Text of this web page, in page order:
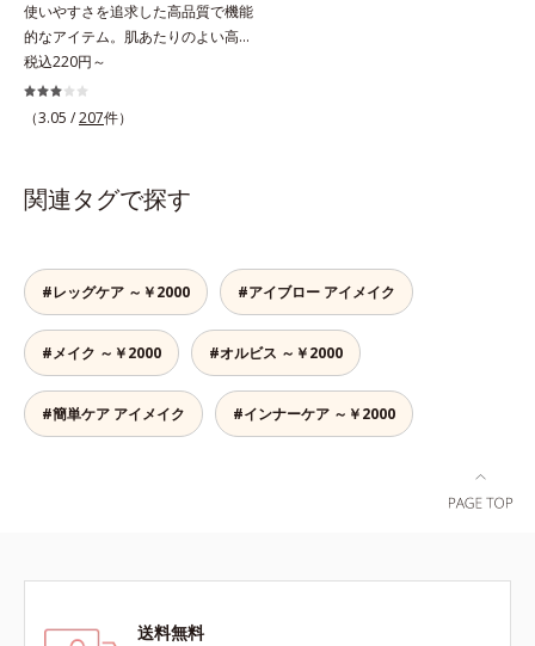
使いやすさを追求した高品質で機能
的なアイテム。肌あたりのよい高品
質なパフ。オルビスのすべてのリキ
ッドファンデーションにお使いいた
だけるパフや、それぞれのファンデ
ダーの特性に合わせて開発された機
能的なパフです。用途に合わせてお
税込220円～
（3.05 /207件）
関連タグで探す
#レッグケア ～￥2000 #アイブロー アイメイク
#メイク ～￥2000 #オルビス ～￥2000
#簡単ケア アイメイク #インナーケア ～￥2000
送料無料